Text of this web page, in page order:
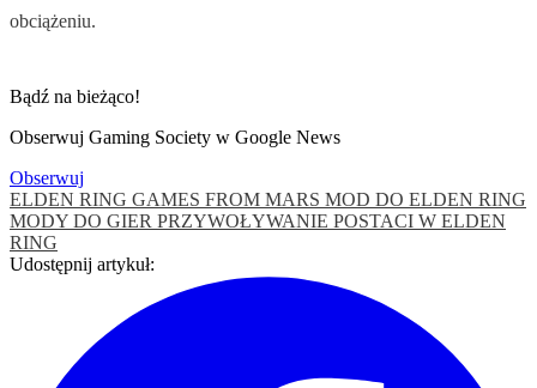
obciążeniu.
Bądź na bieżąco!
Obserwuj Gaming Society w Google News
Obserwuj
ELDEN RING GAMES FROM MARS MOD DO ELDEN RING
MODY DO GIER PRZYWOŁYWANIE POSTACI W ELDEN
RING
Udostępnij artykuł: